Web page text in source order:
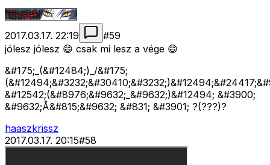
2017.03.17. 22:19 #59
jólesz jólesz 😄 csak mi lesz a vége 😄
&#175;_(&#12484;)_/&#175;
&#12542;(&#8976;&#9632;_&#9632;)&#12494; &#3900;
&#9632;Å&#815;&#9632; &#831; &#3901; ?(???)?
haaszkrissz
2017.03.17. 20:15#58